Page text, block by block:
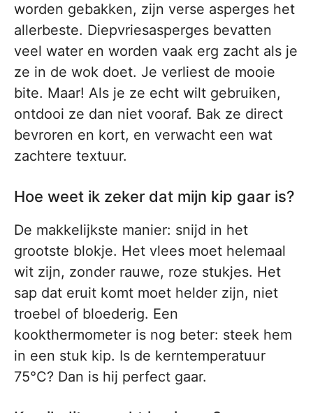
worden gebakken, zijn verse asperges het
allerbeste. Diepvriesasperges bevatten
veel water en worden vaak erg zacht als je
ze in de wok doet. Je verliest de mooie
bite. Maar! Als je ze echt wilt gebruiken,
ontdooi ze dan niet vooraf. Bak ze direct
bevroren en kort, en verwacht een wat
zachtere textuur.
Hoe weet ik zeker dat mijn kip gaar is?
De makkelijkste manier: snijd in het
grootste blokje. Het vlees moet helemaal
wit zijn, zonder rauwe, roze stukjes. Het
sap dat eruit komt moet helder zijn, niet
troebel of bloederig. Een
kookthermometer is nog beter: steek hem
in een stuk kip. Is de kerntemperatuur
75°C? Dan is hij perfect gaar.